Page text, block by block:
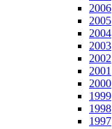
2006
2005
2004
2003
2002
2001
2000
1999
1998
1997